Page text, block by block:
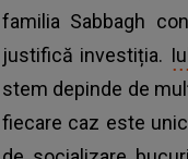
familia Sabbagh
justifică investiția.
stem depinde de
fiecare caz este